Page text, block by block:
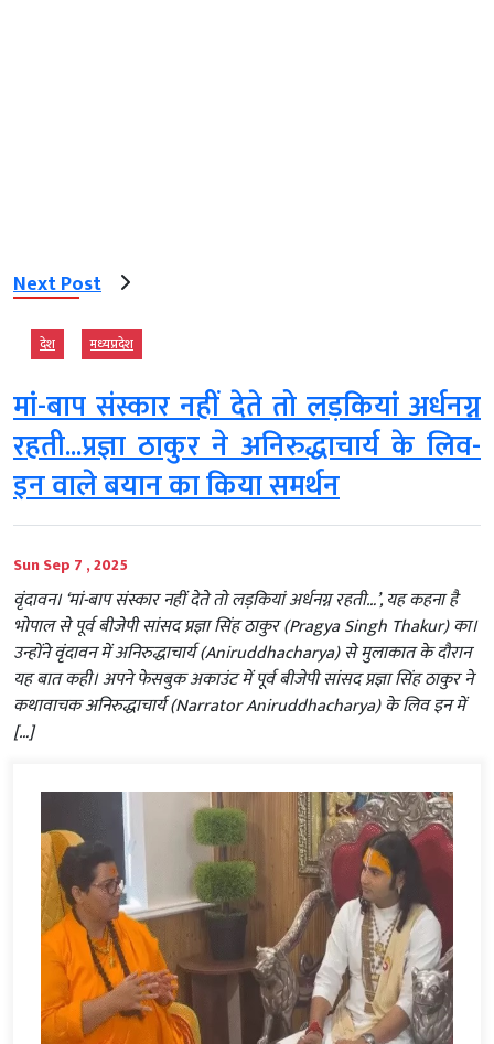
Next Post
देश मध्‍यप्रदेश
मां-बाप संस्कार नहीं देते तो लड़कियां अर्धनग्न
रहती...प्रज्ञा ठाकुर ने अनिरुद्धाचार्य के लिव-
इन वाले बयान का किया समर्थन
Sun Sep 7 , 2025
वृंदावन। ‘मां-बाप संस्कार नहीं देते तो लड़कियां अर्धनग्न रहती…’, यह कहना है
भोपाल से पूर्व बीजेपी सांसद प्रज्ञा सिंह ठाकुर (Pragya Singh Thakur) का।
उन्होंने वृंदावन में अनिरुद्धाचार्य (Aniruddhacharya) से मुलाकात के दौरान
यह बात कही। अपने फेसबुक अकाउंट में पूर्व बीजेपी सांसद प्रज्ञा सिंह ठाकुर ने
कथावाचक अनिरुद्धाचार्य (Narrator Aniruddhacharya) के लिव इन में
[…]